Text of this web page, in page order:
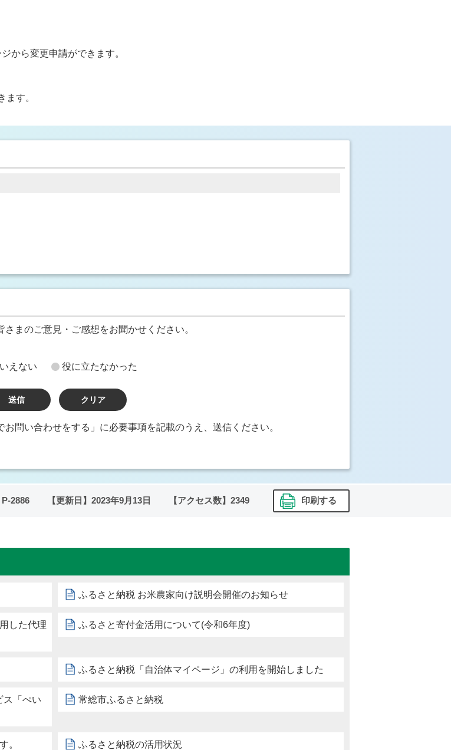
から変更申請ができます。
ます。
まのご意見・ご感想をお聞かせください。
えない 役に立たなかった
問い合わせをする」に必要事項を記載のうえ、送信ください。
P-2886 【更新日】 2023年9月13日 【アクセス数】 2349 印刷する
ふるさと納税 お米農家向け説明会開催のお知らせ
した代理
ふるさと寄付金活用について(令和6年度)
ふるさと納税「自治体マイページ」の利用を開始しました
ス「ぺい
常総市ふるさと納税
。 ふるさと納税の活用状況